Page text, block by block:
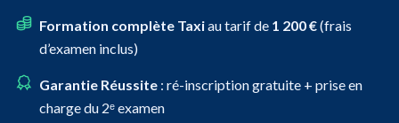
Formation complète Taxiau tarif de 1 200 €(frais
d’examen inclus)
Garantie Réussite: ré-inscription gratuite + prise en
charge du 2ᵉ examen